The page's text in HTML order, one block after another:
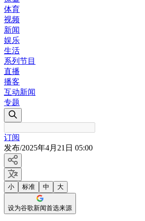
体育
视频
新闻
娱乐
生活
系列节目
直播
播客
互动新闻
专题
订阅
发布/2025年4月21日 05:00
小 标准 中 大
设为谷歌新闻首选来源